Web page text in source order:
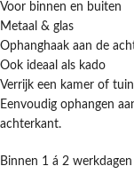
Voor binnen en buiten
Metaal & glas
Ophanghaak aan de
Ook ideaal als kado
Verrijk een kamer of
Eenvoudig ophangen
achterkant.
Binnen 1 á 2